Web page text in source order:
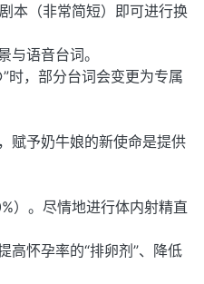
本（非常简短）即可进行换
与语音台词。
，部分台词会变更为专属
赋予奶牛娘的新使命是提供
）。尽情地进行体内射精直
高怀孕率的“排卵剂”、降低